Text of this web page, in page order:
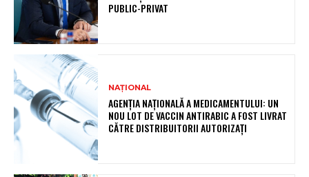
PUBLIC-PRIVAT
NAȚIONAL
AGENȚIA NAȚIONALĂ A MEDICAMENTULUI: UN
NOU LOT DE VACCIN ANTIRABIC A FOST LIVRAT
CĂTRE DISTRIBUITORII AUTORIZAȚI